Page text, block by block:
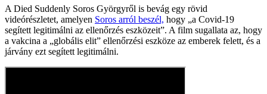
A Died Suddenly Soros Györgyről is bevág egy rövid
videórészletet, amelyen Soros arról beszél, hogy „a Covid-19
segített legitimálni az ellenőrzés eszközeit”. A film sugallata az, hogy
a vakcina a „globális elit” ellenőrzési eszköze az emberek felett, és a
járvány ezt segített legitimálni.